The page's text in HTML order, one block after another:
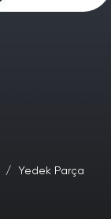
Yedek Parça